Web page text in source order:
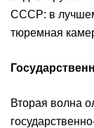
СССР: в лучшем
тюремная
Вторая волна